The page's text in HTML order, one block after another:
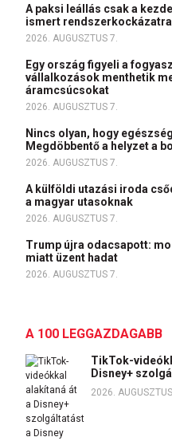
A paksi leállás csak a
ismert
2026. AUGUSZTUS 7.
Egy ország figyeli a
vállalkozások menthetik
áramcsúcsokat
2026. AUGUSZTUS 7.
Nincs olyan, hogy
Megdöbbentő a helyzet a
2026. AUGUSZTUS 7.
A külföldi utazási iroda
a magyar utasoknak
2026. AUGUSZTUS 7.
Trump újra odacsapott:
miatt üzent hadat
2026. AUGUSZTUS 7.
A 100 LEGGAZDAGABB
TikTok-
Disney+
2026.